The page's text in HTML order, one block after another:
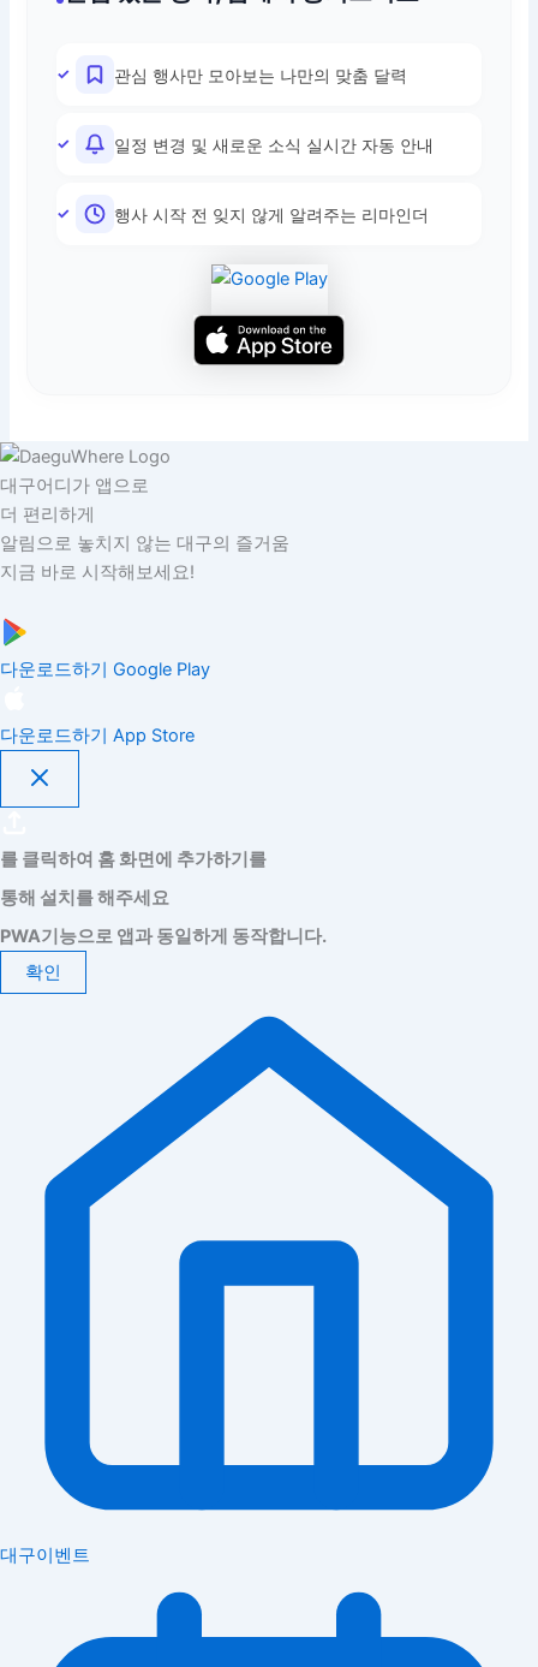
관심 행사만 모아보는 나만의 맞춤 달력
일정 변경 및 새로운 소식 실시간 자동 안내
행사 시작 전 잊지 않게 알려주는 리마인더
대구어디가 앱으로
더 편리하게
알림으로 놓치지 않는 대구의 즐거움
지금 바로 시작해보세요!
다운로드하기 Google Play
다운로드하기 App Store
를 클릭하여 홈 화면에 추가하기를
통해 설치를 해주세요
PWA기능으로 앱과 동일하게 동작합니다.
확인
대구이벤트